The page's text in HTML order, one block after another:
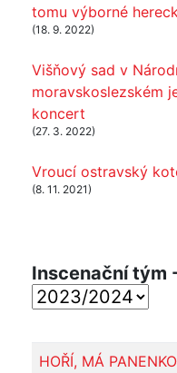
tomu výborné
(18. 9. 2022)
Višňový sad v
moravskoslezském
koncert
(27. 3. 2022)
Vroucí ostravský
(8. 11. 2021)
Inscenační tým
HOŘÍ, MÁ PANENKO